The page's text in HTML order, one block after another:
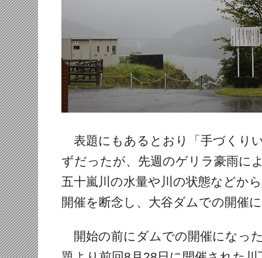
表題にもあるとおり「手づくり
ずだったが、先週のゲリラ豪雨に
五十嵐川の水量や川の状態などか
開催を断念し、大谷ダムでの開催
開始の前にダムでの開催になっ